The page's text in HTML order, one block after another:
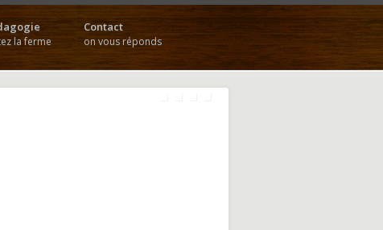
la ferme
Contact
on vous réponds